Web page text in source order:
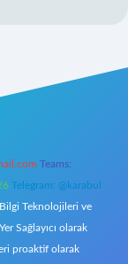
Teams:
Telegram: @karabul
Teknolojileri ve
Sağlayıcı olarak
proaktif olarak